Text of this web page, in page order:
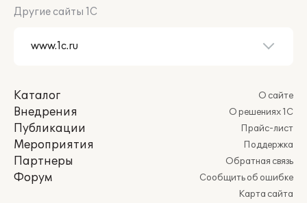
Другие сайты 1С
Каталог
Внедрения
Публикации
Мероприятия
Партнеры
Форум
О сайте
О решениях 1С
Прайс-лист
Поддержка
Обратная связь
Сообщить об ошибке
Карта сайта